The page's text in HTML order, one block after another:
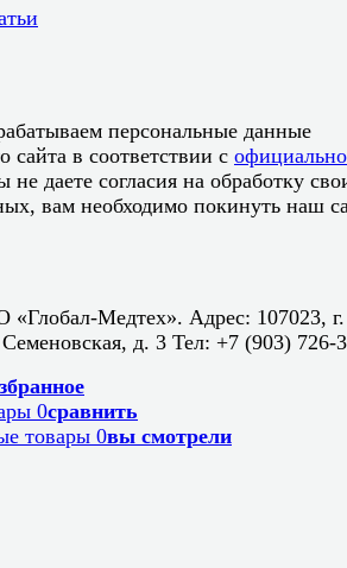
персональные данные
сайта в соответствии с
не даете согласия на обработку
вам необходимо покинуть наш
Медтех». Адрес: 107023, г.
д. 3 Тел: +7 (903) 726-
0сравнить
товары 0вы смотрели